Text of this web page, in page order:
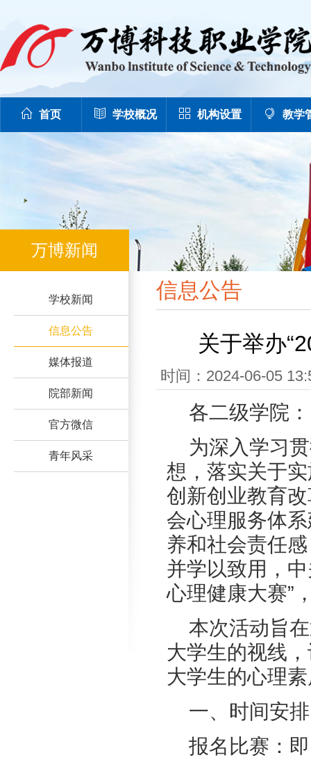
首页 学校概况 机构设置 教学
万博新闻
学校新闻
信息公告
媒体报道
院部新闻
官方微信
青年风采
信息公告
关于举办
时间：2024-06-05
各二级学院：
为深入学习
想 ，落实关于
创新创业教育
会心理服务体
养和社会责任
并学以致用，
心理健康大赛”
本次活动旨
大学生的视线
大学生的心理
一、时间安排
报名比赛：